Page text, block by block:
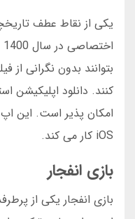
یکی از نقاط عطف
بتوانند بدون نگرانی از
کنند. دانلود اپلیکیشن
امکان پذیر است. این
iOS کار می کند.
بازی انفجار
بازی انفجار یکی از